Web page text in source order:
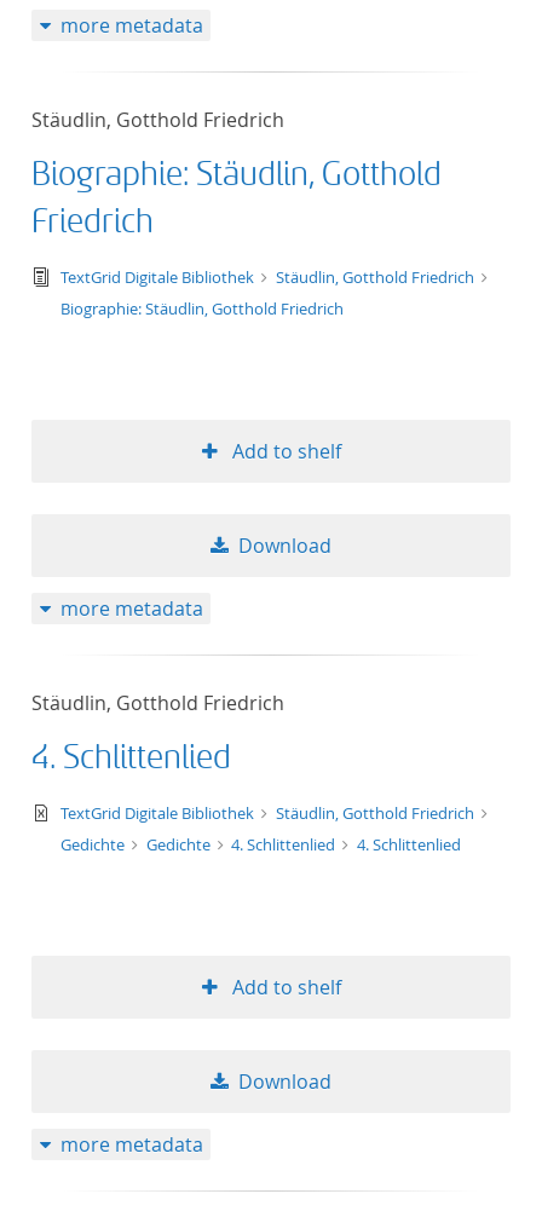
more metadata
Stäudlin, Gotthold Friedrich
Biographie: Stäudlin, Gotthold
Friedrich
text/tg.edition+tg.aggregation+xml
TextGrid Digitale Bibliothek
Stäudlin, Gotthold Friedrich
Biographie: Stäudlin, Gotthold Friedrich
Add to shelf
Download
more metadata
Stäudlin, Gotthold Friedrich
4. Schlittenlied
text/xml
TextGrid Digitale Bibliothek
Stäudlin, Gotthold Friedrich
Gedichte
Gedichte 4. Schlittenlied 4. Schlittenlied
Add to shelf
Download
more metadata